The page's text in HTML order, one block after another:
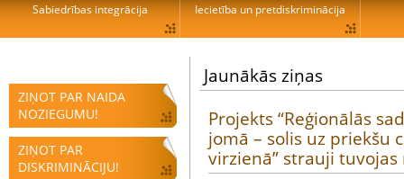
ZIŅOT PAR NAIDA
NOZIEGUMU!
ZIŅOT PAR
DISKRIMINĀCIJU!
Jaunākās ziņas
Projekts “Reģionālās
jomā – solis uz priekšu
virzienā” strauji
Sabiedrības integrācija Iecietība un pretdiskriminācija